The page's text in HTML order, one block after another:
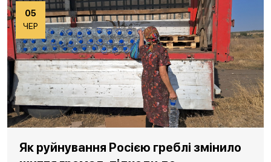
05
ЧЕР
Як руйнування Росією греблі змінило